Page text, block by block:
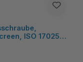
ISO 17025